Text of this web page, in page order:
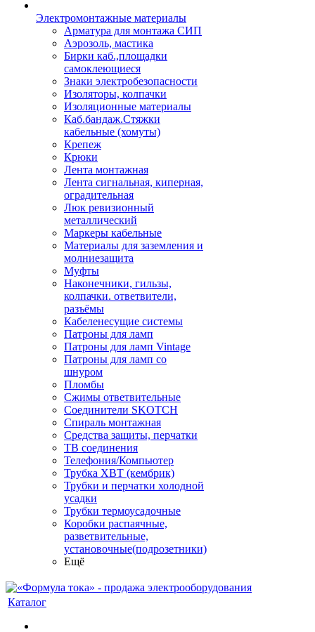
Электромонтажные материалы
Арматура для монтажа СИП
Аэрозоль, мастика
Бирки каб.,площадки
самоклеющиеся
Знаки электробезопасности
Изоляторы, колпачки
Изоляционные материалы
Каб.бандаж.Стяжки
кабельные (хомуты)
Крепеж
Крюки
Лента монтажная
Лента сигнальная, киперная,
оградительная
Люк ревизионный
металлический
Маркеры кабельные
Материалы для заземления и
молниезащита
Муфты
Наконечники, гильзы,
колпачки. ответвители,
разъёмы
Кабеленесущие системы
Патроны для ламп
Патроны для ламп Vintage
Патроны для ламп со
шнуром
Пломбы
Сжимы ответвительные
Соединители SKOTCH
Спираль монтажная
Средства защиты, перчатки
ТВ соединения
Телефония/Компьютер
Трубка ХВТ (кембрик)
Трубки и перчатки холодной
усадки
Трубки термоусадочные
Коробки распаячные,
разветвительные,
установочные(подрозетники)
Ещё
Каталог